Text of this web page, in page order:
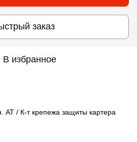
заказ
В избранное
AT / К-т крепежа защиты картера